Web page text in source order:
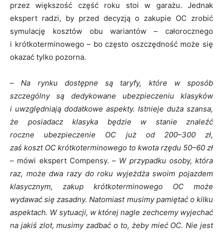
przez większość część roku stoi w garażu. Jednak
ekspert radzi, by przed decyzją o zakupie OC zrobić
symulację kosztów obu wariantów – całorocznego
i krótkoterminowego – bo często oszczędność może się
okazać tylko pozorna.
– Na rynku dostępne są taryfy, które w sposób
szczególny są dedykowane ubezpieczeniu klasyków
i uwzględniają dodatkowe aspekty. Istnieje duża szansa,
że posiadacz klasyka będzie w stanie znaleźć
roczne ubezpieczenie OC już od 200–300 zł,
zaś koszt OC krótkoterminowego to kwota rzędu 50–60 zł
– mówi ekspert Compensy. – W przypadku osoby, która
raz, może dwa razy do roku wyjeżdża swoim pojazdem
klasycznym, zakup krótkoterminowego OC może
wydawać się zasadny. Natomiast musimy pamiętać o kilku
aspektach. W sytuacji, w której nagle zechcemy wyjechać
na jakiś zlot, musimy zadbać o to, żeby mieć OC. Nie jest